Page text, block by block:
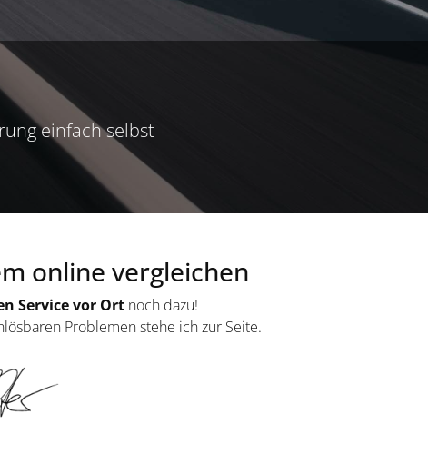
einfach selbst
online vergleichen
Service vor Ortnoch dazu!
Problemen stehe ich zur Seite.